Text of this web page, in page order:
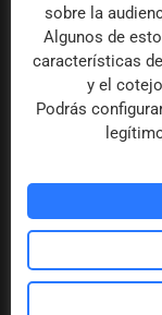
LEGALS
Legal Notice
Privacy Policy
Cookie Policy
Dispute
C/ San José
sobre la
Algunos de
características
y el
Podrás